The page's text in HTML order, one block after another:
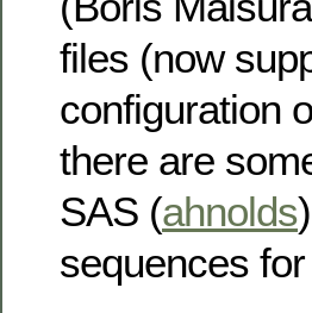
files (now
configuration
there are
SAS (ahnolds
sequences